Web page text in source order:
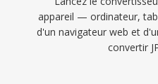
appareil — ordinateur,
d'un navigateur web et
convertir